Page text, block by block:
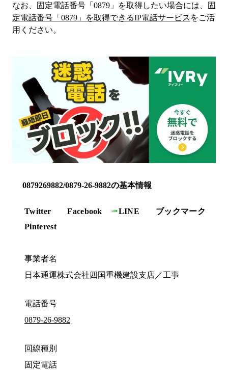
なお、固定電話番号「 0879 」を取得したい場合には、
固
定電話番号「 0879 」を取得できるIP電話サービス をご活
用ください。
0879269882/0879-26-9882の基本情報
Twitter Facebook LINE
ブックマーク
Pinterest
事業者名
日本通運株式会社四国重機建設支店／工事
電話番号
0879-26-9882
回線種別
固定電話